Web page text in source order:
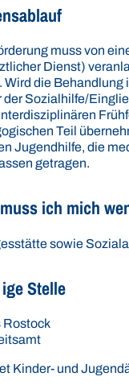
muss von
Dienst)
Wird die Behandlung
der Sozialhilfe/
Teil
Jugendhilfe, die
getragen.
ich mich
sowie
Stelle
Rostock
Kinder- und